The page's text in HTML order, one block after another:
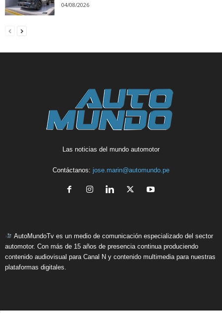
04/08/2026
Las noticias del mundo automotor
Contáctanos: jose.marin@automundo.pe
AutoMundoTv es un medio de comunicación especializado del sector
automotor. Con más de 15 años de presencia continua produciendo
contenido audiovisual para Canal N y contenido multimedia para nuestras
plataformas digitales.